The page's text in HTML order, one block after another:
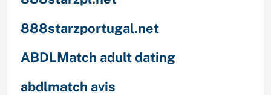
888starzportugal.net
ABDLMatch adult dating
abdlmatch avis